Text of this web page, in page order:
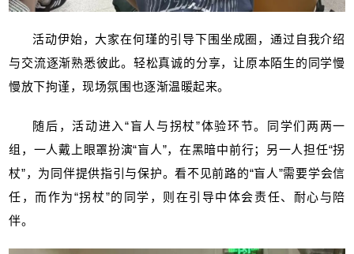
活动伊始，大家在何瑾的引导下围坐成圈，通过自我介绍
与交流逐渐熟悉彼此。轻松真诚的分享，让原本陌生的同学慢
慢放下拘谨，现场氛围也逐渐温暖起来。
随后，活动进入“盲人与拐杖”体验环节。同学们两两一
组，一人戴上眼罩扮演“盲人”，在黑暗中前行；另一人担任“拐
杖”，为同伴提供指引与保护。看不见前路的“盲人”需要学会信
任，而作为“拐杖”的同学，则在引导中体会责任、耐心与陪
伴。